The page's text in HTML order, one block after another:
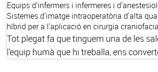
Equips d'infermers i infermeres i
Sistemes d'imatge intraoperatòria d'alta
híbrid per a l'aplicació en cirurgia
Tot plegat fa que tinguem una de les
l'equip humà que hi treballa, ens